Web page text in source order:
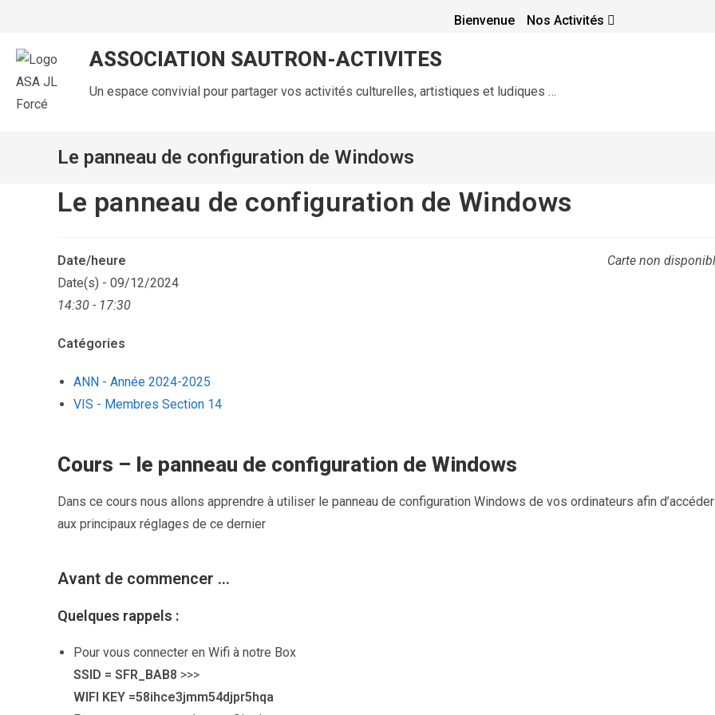
Bienvenue Nos Activités
ASSOCIATION SAUTRON-ACTIVITES
Un espace convivial pour partager vos activités culturelles, artistiques et ludiques …
Le panneau de configuration de Windows
Le panneau de configuration de Windows
Carte non
Date/heure
Date(s) - 09/12/2024
14:30 - 17:30
Catégories
ANN - Année 2024-2025
VIS - Membres Section 14
Cours – le panneau de configuration de Windows
Dans ce cours nous allons apprendre à utiliser le panneau de configuration Windows de vos ordinateurs afin d’accéder
aux principaux réglages de ce dernier
Avant de commencer …
Quelques rappels :
Pour vous connecter en Wifi à notre Box
SSID = SFR_BAB8 >>>
WIFI KEY =58ihce3jmm54djpr5hqa